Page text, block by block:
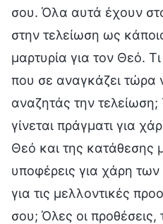
σου. Όλα αυτά έχουν
στην τελείωση ως
μαρτυρία για τον Θεό.
που σε αναγκάζει τώρα
αναζητάς την
γίνεται πράγματι για
Θεό και της κατάθεσης
υποφέρεις για χάρη
για τις μελλοντικές
σου; Όλες οι προθέσεις,